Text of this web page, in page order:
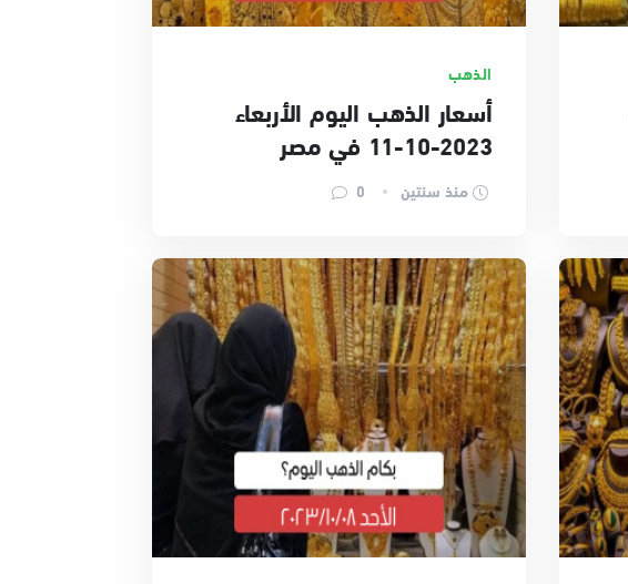
الذهب
أسعار الذهب اليوم الأربعاء
2023-10-11 في مصر
منذ سنتين